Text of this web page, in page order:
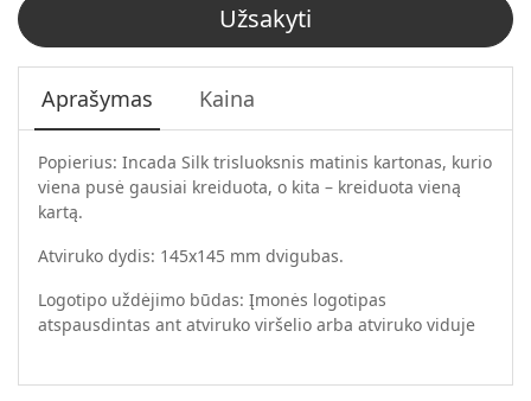
Užsakyti
Aprašymas Kaina
Popierius: Incada Silk trisluoksnis matinis kartonas, kurio
viena pusė gausiai kreiduota, o kita – kreiduota vieną
kartą.
Atviruko dydis: 145x145 mm dvigubas.
Logotipo uždėjimo būdas: Įmonės logotipas
atspausdintas ant atviruko viršelio arba atviruko viduje